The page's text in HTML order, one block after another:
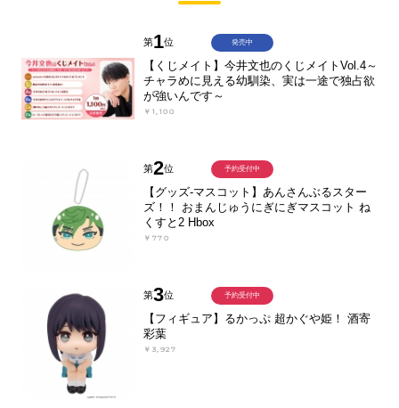
第1位
【くじメイト】今井文也のくじメイトVol.4～
チャラめに見える幼馴染、実は一途で独占欲
が強いんです～
￥1,100
発売中
第2位
【グッズ-マスコット】あんさんぶるスター
ズ！！ おまんじゅうにぎにぎマスコット ね
くすと2 Hbox
￥770
予約受付中
第3位
【フィギュア】るかっぷ 超かぐや姫！ 酒寄
彩葉
￥3,927
予約受付中